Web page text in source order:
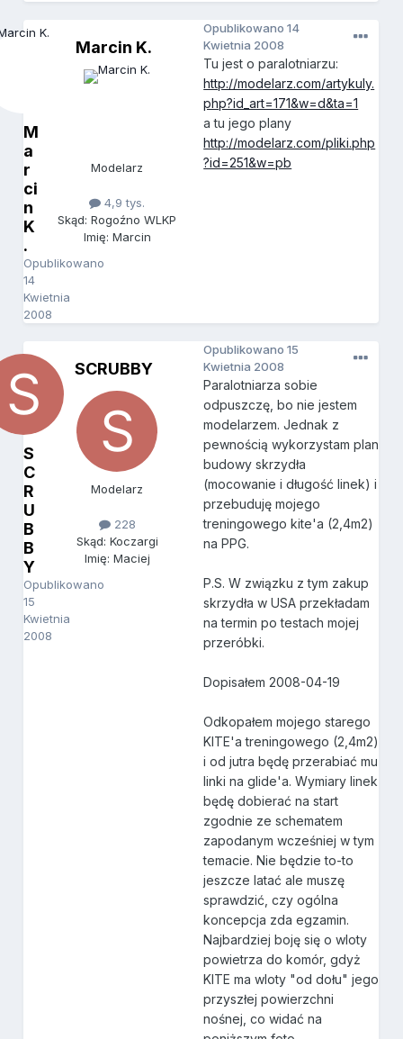
M
a
r
ci
n
K
.
Opublikowano
14
Kwietnia
2008
Marcin K.
Modelarz
4,9 tys.
Skąd: Rogoźno WLKP
Imię: Marcin
Opublikowano14
Kwietnia 2008
Tu jest o paralotniarzu:
http://modelarz.com/artykuly.
php?id_art=171&w=d&ta=1
a tu jego plany
http://modelarz.com/pliki.php
?id=251&w=pb
S
C
R
U
B
B
Y
Opublikowano
15
Kwietnia
2008
SCRUBBY
Modelarz
228
Skąd: Koczargi
Imię: Maciej
Opublikowano15
Kwietnia 2008
Paralotniarza sobie
odpuszczę, bo nie jestem
modelarzem. Jednak z
pewnością wykorzystam plan
budowy skrzydła
(mocowanie i długość linek) i
przebuduję mojego
treningowego kite'a (2,4m2)
na PPG.
P.S. W związku z tym zakup
skrzydła w USA przekładam
na termin po testach mojej
przeróbki.
Dopisałem 2008-04-19
Odkopałem mojego starego
KITE'a treningowego (2,4m2)
i od jutra będę przerabiać mu
linki na glide'a. Wymiary linek
będę dobierać na start
zgodnie ze schematem
zapodanym wcześniej w tym
temacie. Nie będzie to-to
jeszcze latać ale muszę
sprawdzić, czy ogólna
koncepcja zda egzamin.
Najbardziej boję się o wloty
powietrza do komór, gdyż
KITE ma wloty "od dołu" jego
przyszłej powierzchni
nośnej, co widać na